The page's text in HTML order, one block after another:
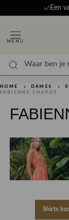
Een
MENU
HOME DAMES
FABIENNE CHAPOT
Shirts